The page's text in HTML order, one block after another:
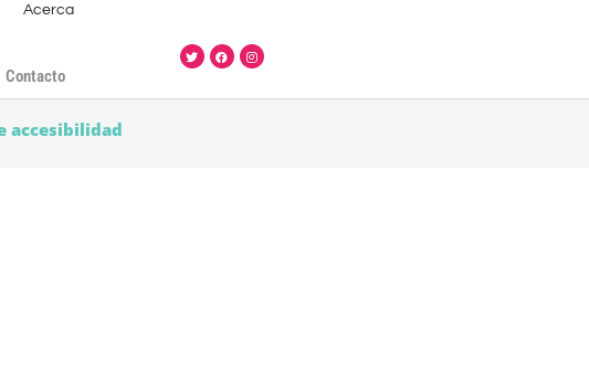
Acerca
Contacto
accesibilidad